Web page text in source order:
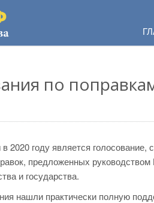
по
году является голосование,
предложенных
и государства.
нашли практически полную